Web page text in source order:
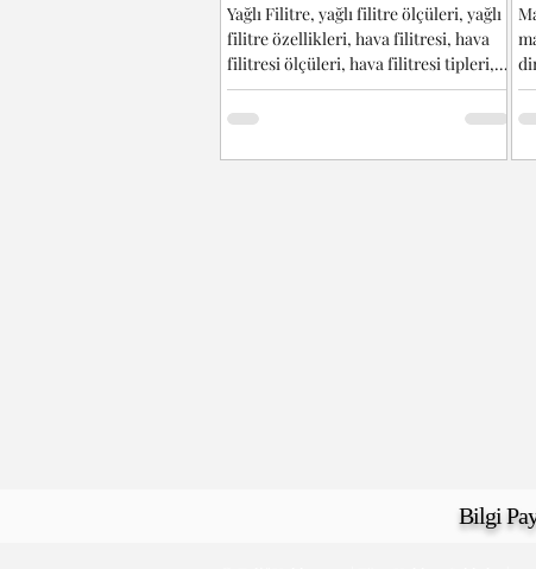
Yağlı Filitre, yağlı filitre ölçüleri, yağlı
filitre özellikleri, hava filitresi, hava
filitresi ölçüleri, hava filitresi tipleri,
hava...
Bilgi